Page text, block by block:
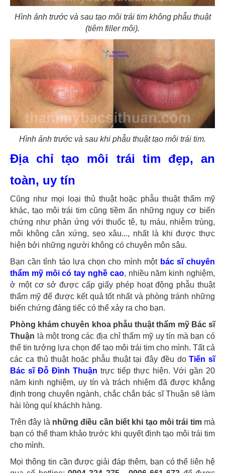
Hình ảnh trước và sau tạo môi trái tim không phẫu thuật
(tiêm filler môi).
Hình ảnh trước và sau khi phẫu thuật tạo môi trái tim.
Địa chỉ tạo môi trái tim đẹp, an
toàn, uy tín
Cũng như mọi loại thủ thuật hoặc phẫu thuật thẩm mỹ
khác, tạo môi trái tim cũng tiềm ẩn những nguy cơ biến
chứng như phản ứng với thuốc tê, tụ máu, nhiễm trùng,
môi không cân xứng, sẹo xâu..., nhất là khi được thực
hiện bởi những người không có chuyên môn sâu.
Bạn cần tỉnh táo lựa chọn cho mình một bác sĩ chuyên
thẩm mỹ môi có tay nghề cao, nhiều năm kinh nghiệm,
ở một cơ sở được cấp giấy phép hoạt động phẫu thuật
thẩm mỹ để được kết quả tốt nhất và phòng tránh những
biến chứng đáng tiếc có thể xảy ra cho bạn.
Phòng khám chuyên khoa phẫu thuật thẩm mỹ Bác sĩ
Thuận là một trong các địa chỉ thẩm mỹ uy tín mà bạn có
thể tin tưởng lựa chọn để tạo môi trái tim cho mình. Tất cả
các ca thủ thuật hoặc phẫu thuật tại đây đều doTiến sĩ
Bác sĩ Đỗ Đình Thuận trực tiếp thực hiện. Với gần 20
năm kinh nghiệm, uy tín và trách nhiệm đã được khẳng
định trong chuyên ngành, chắc chắn bác sĩ Thuận sẽ làm
hài lòng quí kháchh hàng.
Trên đây là những điều cần biết khi tạo môi trái timmà
bạn có thể tham khảo trước khi quyết định tạo môi trái tim
cho mình.
Mọi thông tin cần được giải đáp thêm, bạn có thể liên hệ